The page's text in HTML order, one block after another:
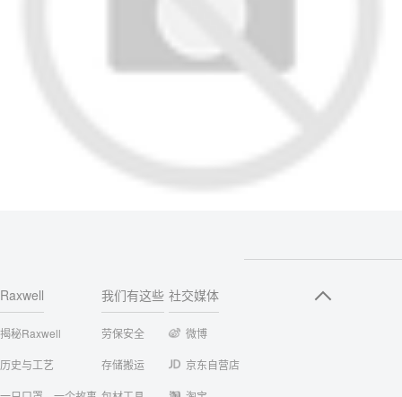
Raxwell
揭秘Raxwell
历史与工艺
我们有这些
劳保安全
存储搬运
社交媒体
微博
京东自营店